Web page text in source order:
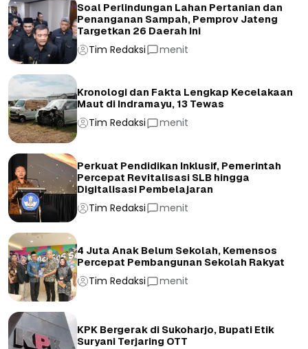
Soal Perlindungan Lahan Pertanian dan
Penanganan Sampah, Pemprov Jateng
Targetkan 26 Daerah Ini
Tim Redaksi menit
Kronologi dan Fakta Lengkap Kecelakaan
Maut di Indramayu, 13 Tewas
Tim Redaksi menit
Perkuat Pendidikan Inklusif, Pemerintah
Percepat Revitalisasi SLB hingga
Digitalisasi Pembelajaran
Tim Redaksi menit
4 Juta Anak Belum Sekolah, Kemensos
Percepat Pembangunan Sekolah Rakyat
Tim Redaksi menit
KPK Bergerak di Sukoharjo, Bupati Etik
Suryani Terjaring OTT